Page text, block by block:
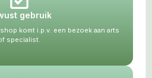
gebruik
komt i.p.v. een bezoek aan arts
specialist.